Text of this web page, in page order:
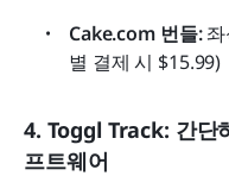
Cake.com 번들:
별 결제 시 $15.99)
4. Toggl Track: 간단
프트웨어